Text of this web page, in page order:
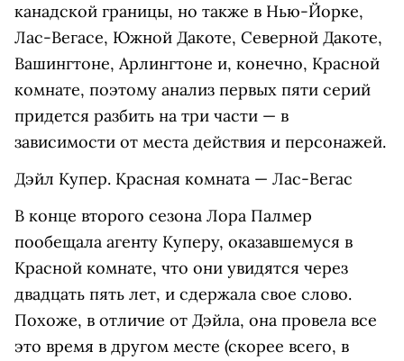
канадской границы, но также в Нью-Йорке,
Лас-Вегасе, Южной Дакоте, Северной Дакоте,
Вашингтоне, Арлингтоне и, конечно, Красной
комнате, поэтому анализ первых пяти серий
придется разбить на три части — в
зависимости от места действия и персонажей.
Дэйл Купер. Красная комната — Лас-Вегас
В конце второго сезона Лора Палмер
пообещала агенту Куперу, оказавшемуся в
Красной комнате, что они увидятся через
двадцать пять лет, и сдержала свое слово.
Похоже, в отличие от Дэйла, она провела все
это время в другом месте (скорее всего, в